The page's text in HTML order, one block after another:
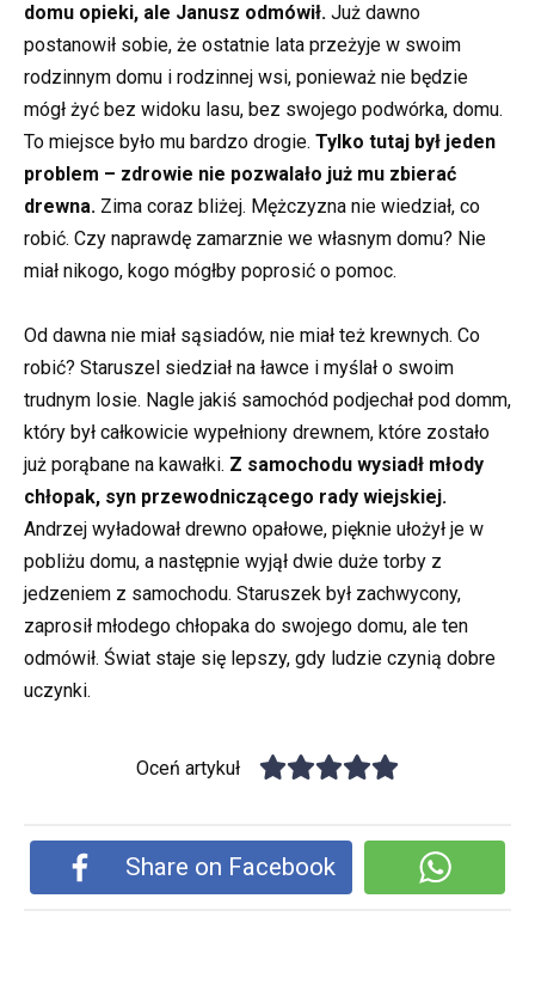
domu opieki, ale Janusz odmówił. Już dawno
postanowił sobie, że ostatnie lata przeżyje w swoim
rodzinnym domu i rodzinnej wsi, ponieważ nie będzie
mógł żyć bez widoku lasu, bez swojego podwórka, domu.
To miejsce było mu bardzo drogie. Tylko tutaj był jeden
problem – zdrowie nie pozwalało już mu zbierać
drewna. Zima coraz bliżej. Mężczyzna nie wiedział, co
robić. Czy naprawdę zamarznie we własnym domu? Nie
miał nikogo, kogo mógłby poprosić o pomoc.
Od dawna nie miał sąsiadów, nie miał też krewnych. Co
robić? Staruszel siedział na ławce i myślał o swoim
trudnym losie. Nagle jakiś samochód podjechał pod domm,
który był całkowicie wypełniony drewnem, które zostało
już porąbane na kawałki. Z samochodu wysiadł młody
chłopak, syn przewodniczącego rady wiejskiej.
Andrzej wyładował drewno opałowe, pięknie ułożył je w
pobliżu domu, a następnie wyjął dwie duże torby z
jedzeniem z samochodu. Staruszek był zachwycony,
zaprosił młodego chłopaka do swojego domu, ale ten
odmówił. Świat staje się lepszy, gdy ludzie czynią dobre
uczynki.
Oceń artykuł
Share on Facebook